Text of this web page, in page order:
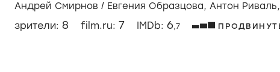
Андрей Смирнов / Евгения Образцова, Антон Риваль,
зрители: 8 film.ru: 7 IMDb: 6,7